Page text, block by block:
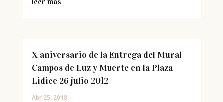
leer más
X aniversario de la Entrega del Mural
Campos de Luz y Muerte en la Plaza
Lidice 26 julio 2012
Abr 25, 2018